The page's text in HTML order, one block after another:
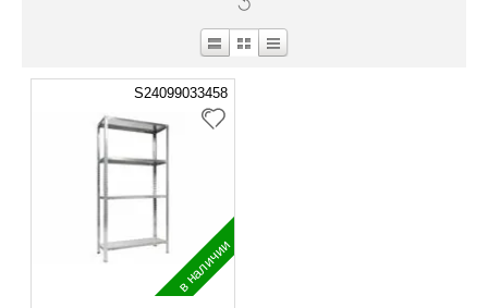
S24099033458
в наличии